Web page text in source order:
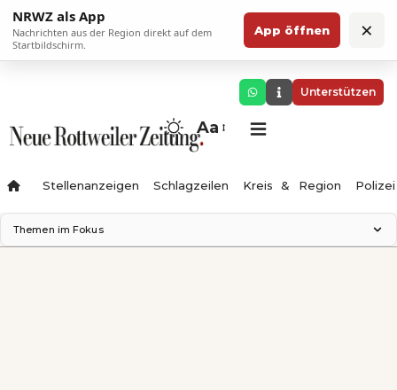
NRWZ als App
Nachrichten aus der Region direkt auf dem
Startbildschirm.
App öffnen ×
Unterstützen
Aa
Stellenanzeigen Schlagzeilen Kreis & Region Polizei
Themen im Fokus